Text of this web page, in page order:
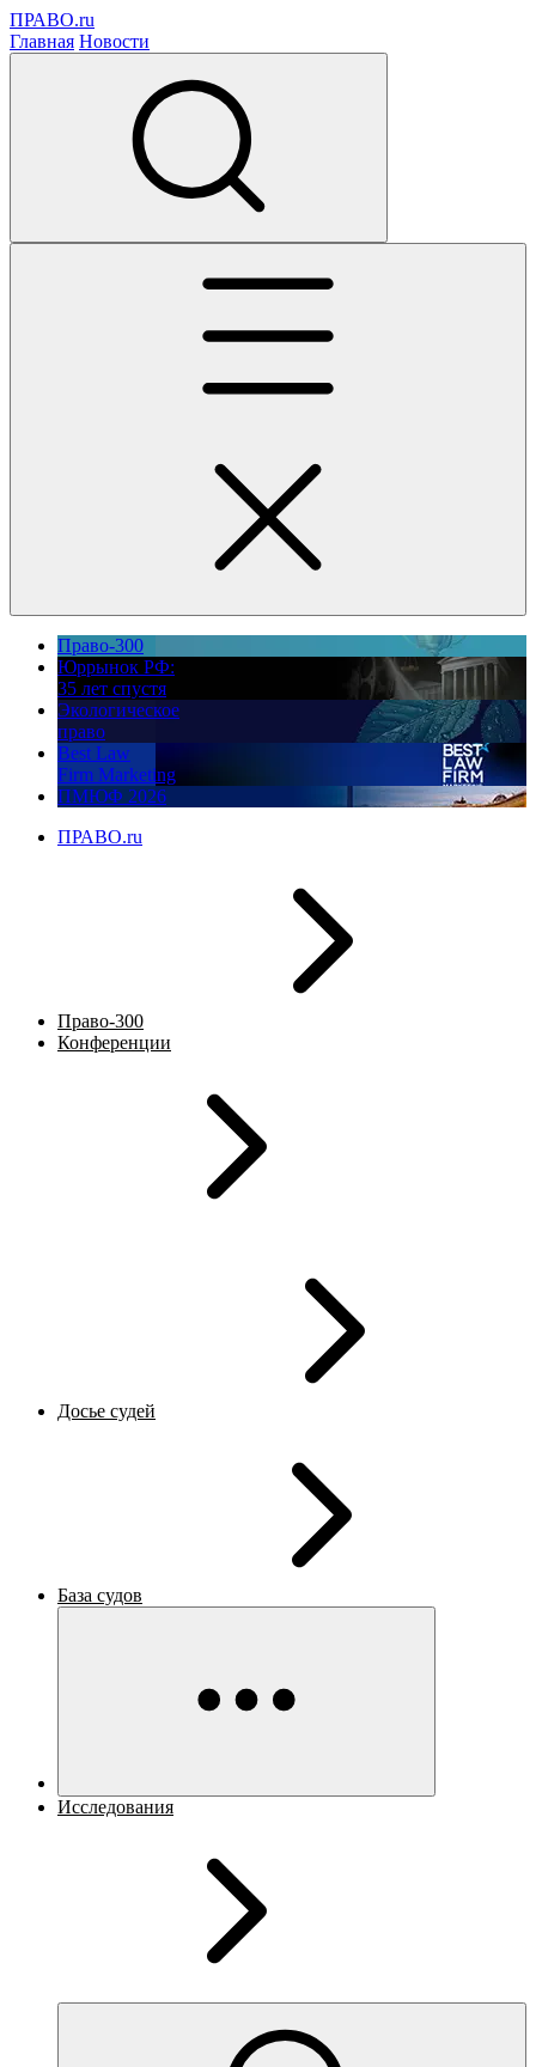
ПРАВО.ru
Главная Новости
Право-300
Юррынок РФ:
35 лет спустя
Экологическое
право
Best Law
Firm Marketing
ПМЮФ 2026
ПРАВО.ru
Право-300
Конференции
Досье судей
База судов
Исследования